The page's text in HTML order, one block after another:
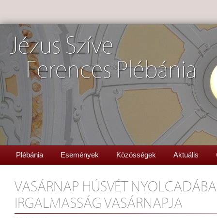
Jézus Szíve
Ferences Plébánia
Plébánia Események Közösségek Aktuális
VASÁRNAP HÚSVÉT
IRGALMASSÁG VASÁRNAPJA